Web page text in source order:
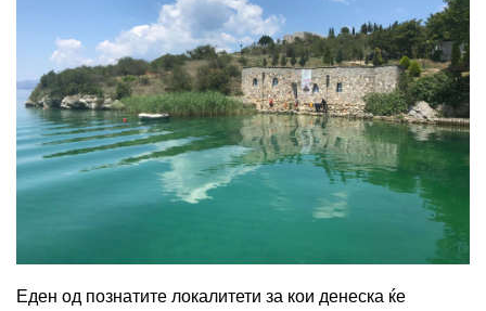
Еден од познатите локалитети за кои денеска ќе